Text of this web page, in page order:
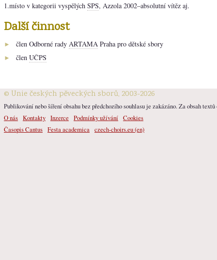
1.místo v kategorii vyspělých SPS, Azzola 2002–absolutní vítěz aj.
Další činnost
► člen Odborné rady ARTAMA Praha pro dětské sbory
► člen UČPS
© Unie českých pěveckých sborů, 2003-2026
Publikování nebo šíření obsahu bez předchozího souhlasu je zakázáno. Za obsah
O nás Kontakty Inzerce Podmínky užívání Cookies
Časopis Cantus Festa academica czech-choirs.eu (en)